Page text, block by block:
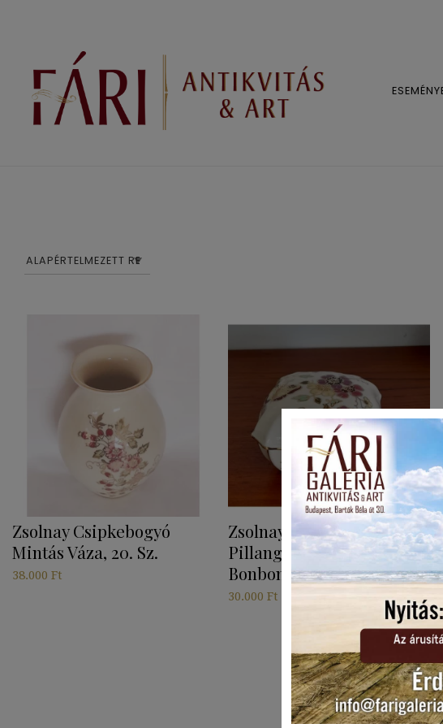
Zsolnay Csipkebogyó
Mintás Váza, 20. Sz.
38.000 Ft
Zsolnay Négyszögletű
Pillangós, Virágos
Bonbonier 20. Sz.
30.000Ft